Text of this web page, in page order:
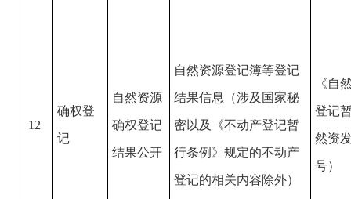
12
确权登
记
自然资源
确权登记
结果公开
自然资源登记簿等登记
结果信息（涉及国家秘
密以及《不动产登记暂
行条例》规定的不动产
登记的相关内容除外）
《自
登记
然资
号）